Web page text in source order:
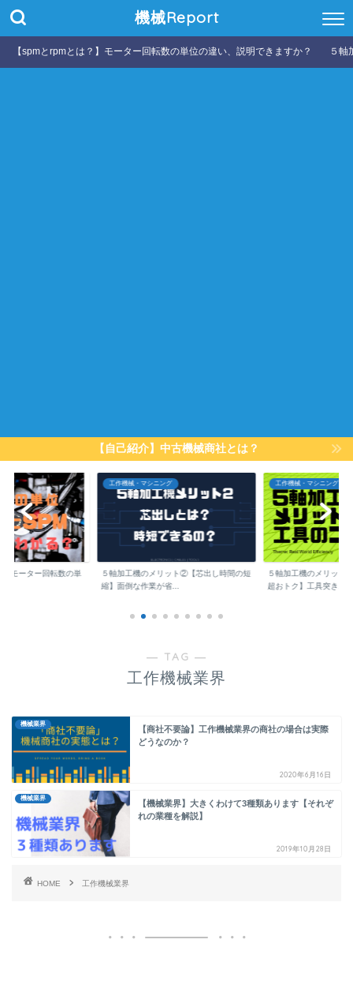
機械Report
【spmとrpmとは？】モーター回転数の単位の違い、説明できますか？ ５軸
【自己紹介】中古機械商社とは？
モーター回転数の単
工作機械・マシニング
５軸加工機のメリット②【芯出し時間の短
縮】面倒な作業が省...
工作機械・マシニング
５軸加工機のメリット
超おトク】工具突き...
― TAG ―
工作機械業界
機械業界
【商社不要論】工作機械業界の商社の場合は実際
どうなのか？
2020年6月16日
機械業界
【機械業界】大きくわけて3種類あります【それぞ
れの業種を解説】
2019年10月28日
HOME 工作機械業界